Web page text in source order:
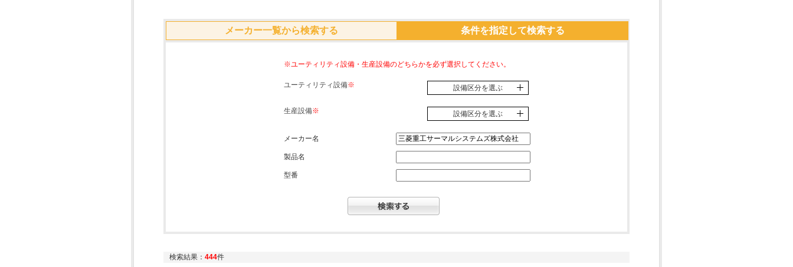
メーカー一覧から検索する 条件を指定して検索する
※ユーティリティ設備・生産設備のどちらかを必ず選択してください。
ユーティリティ設備※ 設備区分を選ぶ
生産設備※ 設備区分を選ぶ
メーカー名
製品名
型番
検索結果： 444件